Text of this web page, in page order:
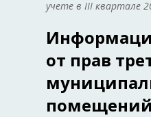
учете в III квартале
от прав
помещений